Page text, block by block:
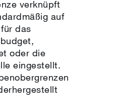
verknüpft
auf
das
oder die
eingestellt.